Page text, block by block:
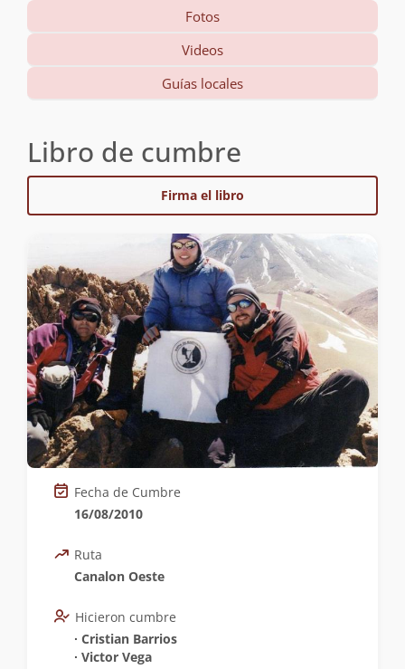
Fotos
Videos
Guías locales
Libro de cumbre
Firma el libro
Fecha de Cumbre
16/08/2010
Ruta
Canalon Oeste
Hicieron cumbre
∙ Cristian Barrios
∙ Victor Vega